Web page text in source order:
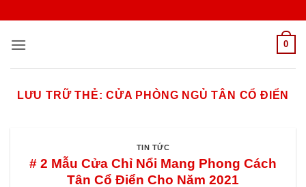
nội
0
LƯU TRỮ THẺ:CỬA PHÒNG NGỦ TÂN CỔ ĐIỂN
TIN TỨC
# 2 Mẫu Cửa Chỉ Nổi Mang Phong Cách
Tân Cổ Điển Cho Năm 2021